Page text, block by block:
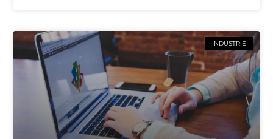
INDUSTRIE